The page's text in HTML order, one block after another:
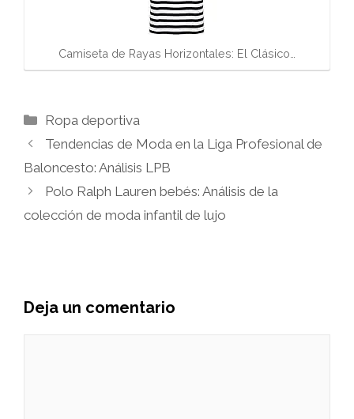
Camiseta de Rayas Horizontales: El Clásico…
Categorías
Ropa deportiva
Tendencias de Moda en la Liga Profesional de
Baloncesto: Análisis LPB
Polo Ralph Lauren bebés: Análisis de la
colección de moda infantil de lujo
Deja un comentario